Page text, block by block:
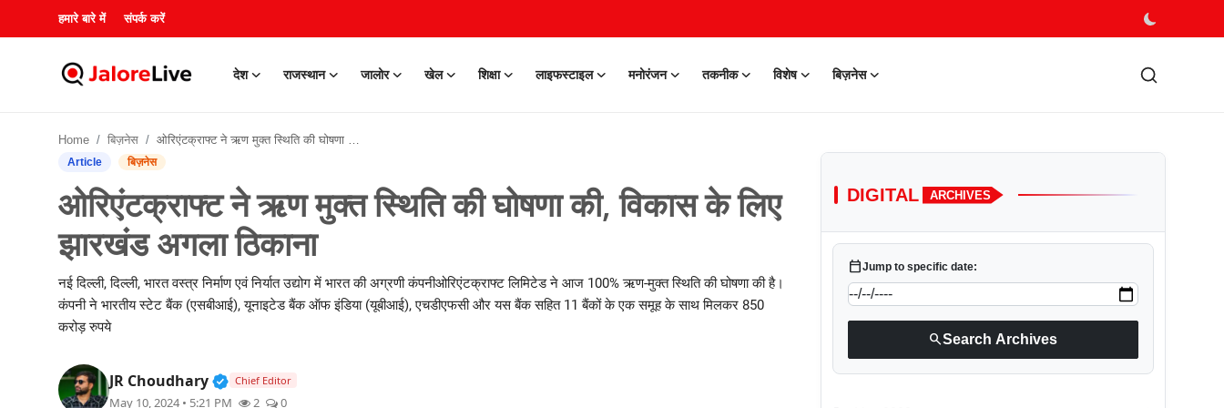
हमारे बारे में संपर्क करें
देश राजस्थान जालोर खेल शिक्षा लाइफस्टाइल मनोरंजन तकनीक विशेष बिज़नेस
राजस्थान
Home बिज़नेस ओरिएंटक्राफ्ट ने ऋण मुक्त स्थिति की घोषणा की, विकास के लिए झारखंड अगला ठिकाना
Article बिज़नेस
ओरिएंटक्राफ्ट ने ऋण मुक्त स्थिति की घोषणा की, विकास के लिए
झारखंड अगला ठिकाना
नई दिल्ली, दिल्ली, भारत वस्त्र निर्माण एवं निर्यात उद्योग में भारत की अग्रणी कंपनीओरिएंटक्राफ्ट लिमिटेड ने आज 100% ऋण-मुक्त स्थिति की घोषणा की है।
कंपनी ने भारतीय स्टेट बैंक (एसबीआई), यूनाइटेड बैंक ऑफ इंडिया (यूबीआई), एचडीएफसी और यस बैंक सहित 11 बैंकों के एक समूह के साथ मिलकर 850
करोड़ रुपये
JR Choudhary Verified Public Figure • 30 Mar, 2026
Chief Editor
May 10, 2024 • 5:21 PM 2 0
DIGITAL ARCHIVES
calendar_todayJump to specific date:
searchSearch Archives